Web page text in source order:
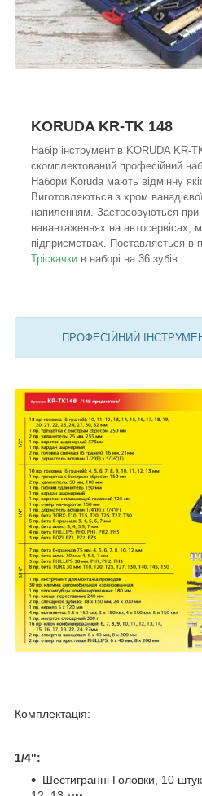
KORUDA KR-TK 148
Набір інструментів KORUDA KR-
скомплектований професійний
Набори Koruda мають відмінну
Виготовляються з хром
напиленням. Застосовуються
навантаженнях на автосервісах,
підприємствах. Поставляється в
Тріскачки в наборі на 36 зубів.
ПРОФЕСІЙНИЙ
Комплектація:
1/4":
Шестигранні Головки, 10